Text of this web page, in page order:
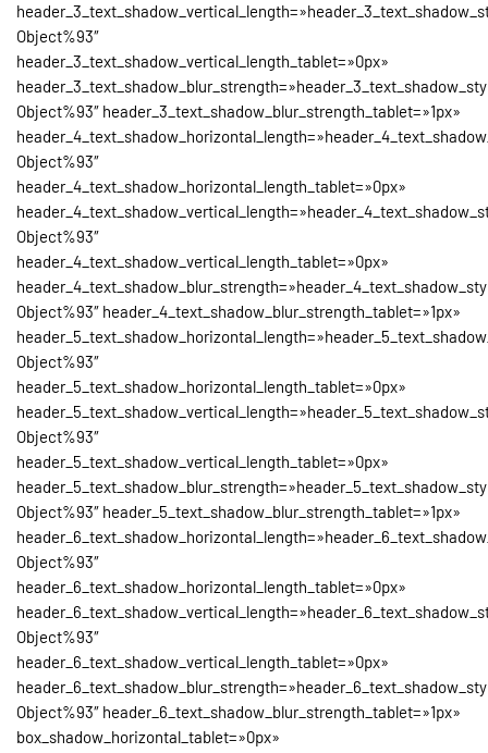
Object%93″
header_3_text_shadow_vertical_length_tablet=»0px»
Object%93″ header_3_text_shadow_blur_strength_tablet=»1px»
Object%93″
header_4_text_shadow_horizontal_length_tablet=»0px»
Object%93″
header_4_text_shadow_vertical_length_tablet=»0px»
Object%93″ header_4_text_shadow_blur_strength_tablet=»1px»
Object%93″
header_5_text_shadow_horizontal_length_tablet=»0px»
Object%93″
header_5_text_shadow_vertical_length_tablet=»0px»
Object%93″ header_5_text_shadow_blur_strength_tablet=»1px»
Object%93″
header_6_text_shadow_horizontal_length_tablet=»0px»
Object%93″
header_6_text_shadow_vertical_length_tablet=»0px»
Object%93″ header_6_text_shadow_blur_strength_tablet=»1px»
box_shadow_horizontal_tablet=»0px»